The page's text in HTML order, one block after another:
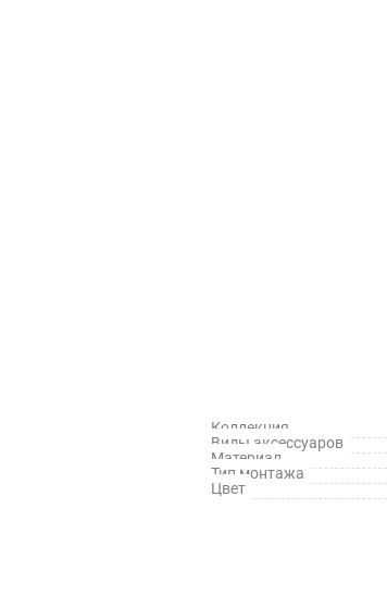
Коллекция
Виды аксессуаров
Материал
Тип монтажа
Цвет